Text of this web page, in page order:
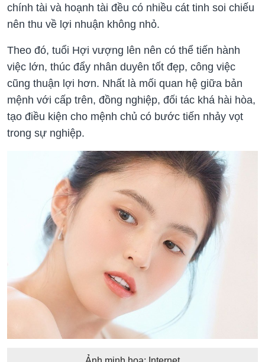
chính tài và hoạnh tài đều có nhiều cát tinh soi chiếu
nên thu về lợi nhuận không nhỏ.
Theo đó, tuổi Hợi vượng lên nên có thể tiến hành
việc lớn, thúc đẩy nhân duyên tốt đẹp, công việc
cũng thuận lợi hơn. Nhất là mối quan hệ giữa bản
mệnh với cấp trên, đồng nghiệp, đối tác khá hài hòa,
tạo điều kiện cho mệnh chủ có bước tiến nhảy vọt
trong sự nghiệp.